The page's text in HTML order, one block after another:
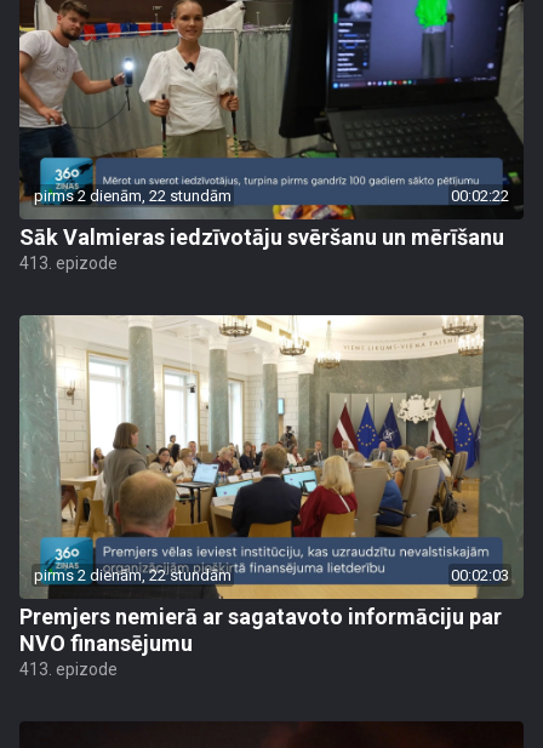
pirms 2 dienām, 22 stundām 00:02:22
Sāk Valmieras iedzīvotāju svēršanu un mērīšanu
413. epizode
pirms 2 dienām, 22 stundām 00:02:03
Premjers nemierā ar sagatavoto informāciju par
NVO finansējumu
413. epizode